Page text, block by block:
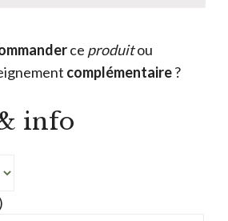
ce produitou
complémentaire?
info